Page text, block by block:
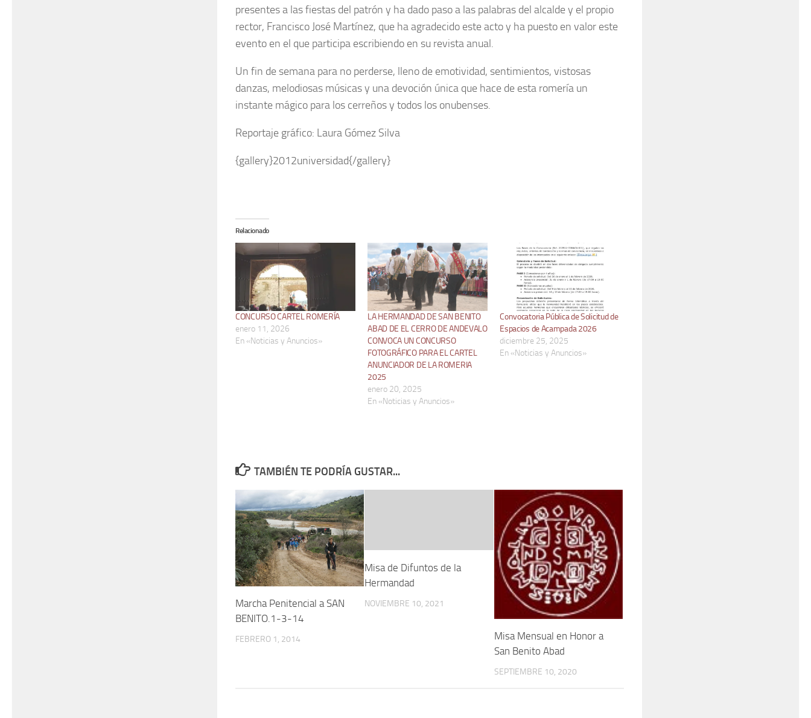
presentes a las fiestas del patrón y ha dado paso a las palabras del alcalde y el propio
rector, Francisco José Martínez, que ha agradecido este acto y ha puesto en valor este
evento en el que participa escribiendo en su revista anual.
Un fin de semana para no perderse, lleno de emotividad, sentimientos, vistosas
danzas, melodiosas músicas y una devoción única que hace de esta romería un
instante mágico para los cerreños y todos los onubenses.
Reportaje gráfico: Laura Gómez Silva
{gallery}2012universidad{/gallery}
Relacionado
CONCURSO CARTEL ROMERÍA
enero 11, 2026
En «Noticias y Anuncios»
LA HERMANDAD DE SAN BENITO
ABAD DE EL CERRO DE ANDEVALO
CONVOCA UN CONCURSO
FOTOGRÁFICO PARA EL CARTEL
ANUNCIADOR DE LA ROMERIA
2025
enero 20, 2025
En «Noticias y Anuncios»
Convocatoria Pública de Solicitud de
Espacios de Acampada 2026
diciembre 25, 2025
En «Noticias y Anuncios»
TAMBIÉN TE PODRÍA GUSTAR...
Marcha Penitencial a SAN
BENITO.1-3-14
FEBRERO 1, 2014
Misa de Difuntos de la
Hermandad
NOVIEMBRE 10, 2021
Misa Mensual en Honor a
San Benito Abad
SEPTIEMBRE 10, 2020